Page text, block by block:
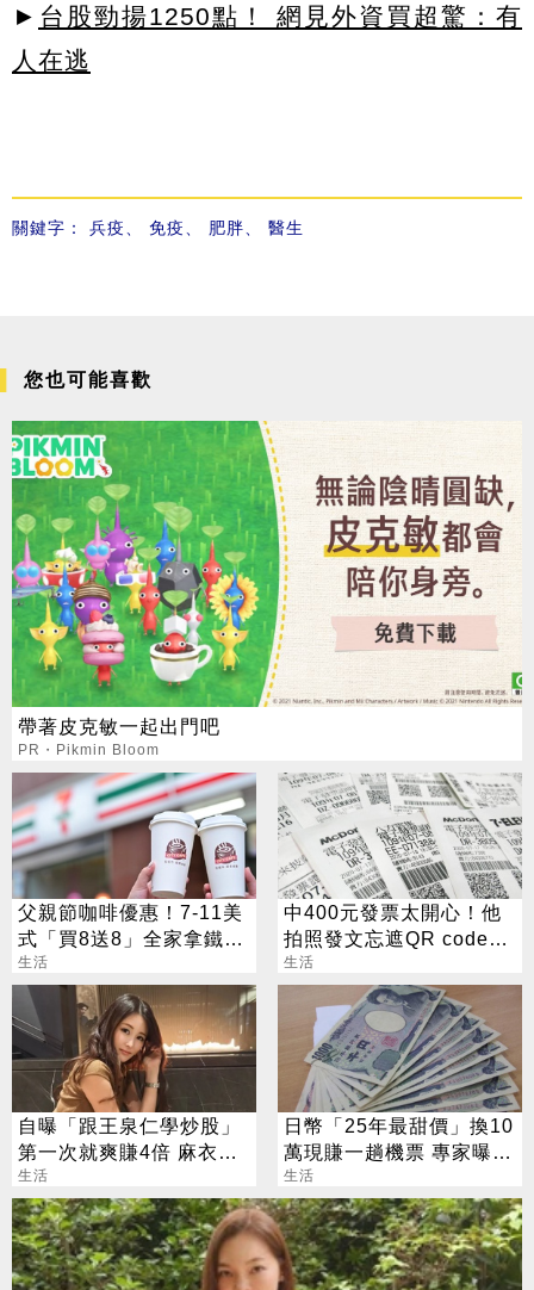
► 台股勁揚1250點！ 網見外資買超驚：有
人在逃
關鍵字： 兵疫 免疫 肥胖 醫生
您也可能喜歡
帶著皮克敏一起出門吧
PR・Pikmin Bloom
父親節咖啡優惠！7-11美
式「買8送8」全家拿鐵2
杯85元
生活
中400元發票太開心！他
拍照發文忘遮QR code
店員一刷：被領走了
生活
自曝「跟王泉仁學炒股」
第一次就爽賺4倍 麻衣：
感謝指導
生活
日幣「25年最甜價」換10
萬現賺一趟機票 專家曝回
升時刻
生活